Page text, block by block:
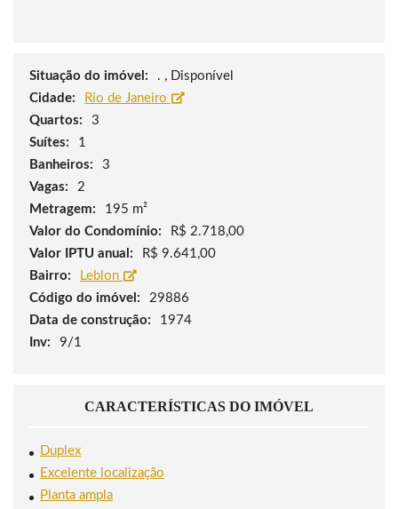
Situação do imóvel:
. , Disponível
Cidade:
Rio de Janeiro
Quartos:
3
Suítes:
1
Banheiros:
3
Vagas:
2
Metragem:
195 m²
Valor do Condomínio:
R$ 2.718,00
Valor IPTU anual:
R$ 9.641,00
Bairro:
Leblon
Código do imóvel:
29886
Data de construção:
1974
Inv:
9/1
CARACTERÍSTICAS DO IMÓVEL
Duplex
Excelente localização
Planta ampla